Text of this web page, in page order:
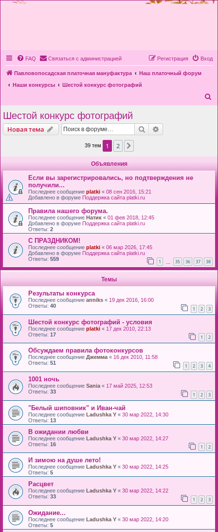
FAQ Связаться с администрацией Вход
Регистрация
Павловопосадская платочная мануфактура
Наш платочный форум
Наши конкурсы
Шестой конкурс фотографий
Шестой конкурс фотографий
Новая тема Поиск
39 тем 1 2
Объявления
Если вы зарегистрировались, но подтверждения не
получили...
Последнее сообщение platki « 08 сен 2016, 15:21
Добавлено в форуме Поддержка сайта platki.ru
Правила нашего форума.
Последнее сообщение Натик « 01 фев 2018, 12:45
Добавлено в форуме Поддержка сайта platki.ru
Ответы: 2
С ПРАЗДНИКОМ!
Последнее сообщение platki « 06 мар 2026, 17:45
Добавлено в форуме Поддержка сайта platki.ru
Ответы: 559 1 35 36 37 38
Темы
Результаты конкурса
Последнее сообщение anniks « 19 дек 2016, 16:00
Ответы: 40 1 2 3
Шестой конкурс фотографий - условия
Последнее сообщение platki « 17 дек 2010, 22:13
Ответы: 17 1 2
Обсуждаем правила фотоконкурсов
Последнее сообщение Джемма« 16 дек 2010, 11:58
Ответы: 51 1 2 3 4
1001 ночь
Последнее сообщение Sania « 17 май 2025, 12:53
Ответы: 33 1 2 3
"Белый шиповник" и Иван-чай
Последнее сообщение Ladushka Y « 30 мар 2022, 14:30
Ответы: 13
В ожидании любви
Последнее сообщение Ladushka Y « 30 мар 2022, 14:27
Ответы: 16 1 2
И зимою на душе лето!
Последнее сообщение Ladushka Y « 30 мар 2022, 14:25
Ответы: 5
Расцвет
Последнее сообщение Ladushka Y « 30 мар 2022, 14:22
Ответы: 33 1 2 3
Ожидание...
Последнее сообщение Ladushka Y « 30 мар 2022, 14:20
Ответы: 5